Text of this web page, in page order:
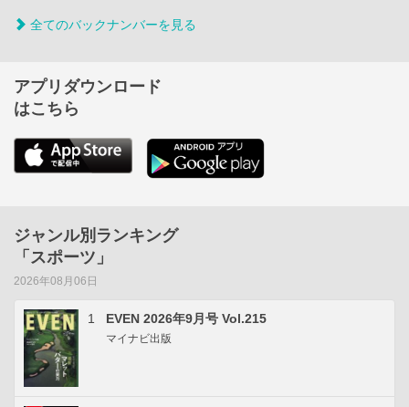
全てのバックナンバーを見る
アプリダウンロード
はこちら
ジャンル別ランキング
「スポーツ」
2026年08月06日
1 EVEN 2026年9月号 Vol.215
マイナビ出版